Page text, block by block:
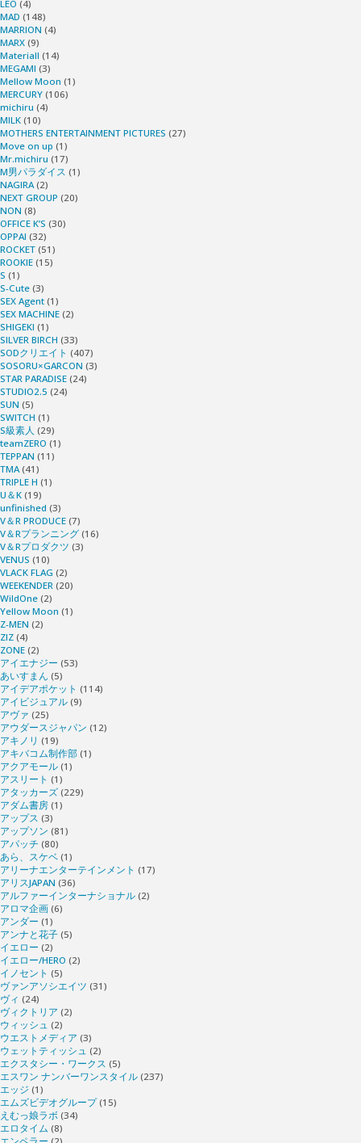
LEO (4)
MAD (148)
MARRION (4)
MARX (9)
Materiall (14)
MEGAMI (3)
Mellow Moon (1)
MERCURY (106)
michiru (4)
MILK (10)
MOTHERS ENTERTAINMENT PICTURES (27)
Move on up (1)
Mr.michiru (17)
M男パラダイス (1)
NAGIRA(2)
NEXT GROUP (20)
NON (8)
OFFICE K’S (30)
OPPAI (32)
ROCKET (51)
ROOKIE (15)
S (1)
S-Cute (3)
SEX Agent (1)
SEX MACHINE (2)
SHIGEKI (1)
SILVER BIRCH (33)
SODクリエイト (407)
SOSORU×GARCON (3)
STAR PARADISE (24)
STUDIO2.5 (24)
SUN (5)
SWITCH (1)
S級素人 (29)
teamZERO (1)
TEPPAN (11)
TMA(41)
TRIPLE H (1)
U＆K (19)
unfinished (3)
V＆R PRODUCE (7)
V＆Rプランニング (16)
V＆Rプロダクツ (3)
VENUS (10)
VLACK FLAG (2)
WEEKENDER (20)
WildOne (2)
Yellow Moon (1)
Z-MEN (2)
ZIZ (4)
ZONE (2)
アイエナジー (53)
あいすまん (5)
アイデアポケット (114)
アイビジュアル (9)
アヴァ (25)
アウダースジャパン (12)
アキノリ (19)
アキバコム制作部 (1)
アクアモール (1)
アスリート (1)
アタッカーズ (229)
アダム書房 (1)
アップス (3)
アップソン (81)
アパッチ (80)
あら、スケベ (1)
アリーナエンターテインメント (17)
アリスJAPAN (36)
アルファーインターナショナル (2)
アロマ企画 (6)
アンダー (1)
アンナと花子 (5)
イエロー (2)
イエロー/HERO (2)
イノセント (5)
ヴァンアソシエイツ (31)
ヴィ (24)
ヴィクトリア (2)
ウィッシュ (2)
ウエストメディア (3)
ウェットティッシュ (2)
エクスタシー・ワークス (5)
エスワン ナンバーワンスタイル (237)
エッジ (1)
エムズビデオグループ(15)
えむっ娘ラボ (34)
エロタイム (8)